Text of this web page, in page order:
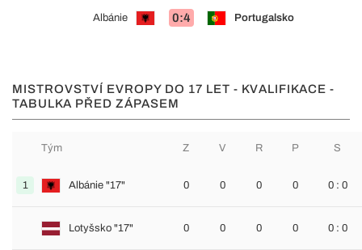
Albánie 0:4 Portugalsko
MISTROVSTVÍ EVROPY DO 17 LET - KVALIFIKACE -
TABULKA PŘED ZÁPASEM
Tým Z V R P S
1 Albánie "17" 0 0 0 0 0 : 0
Lotyšsko "17" 0 0 0 0 0 : 0